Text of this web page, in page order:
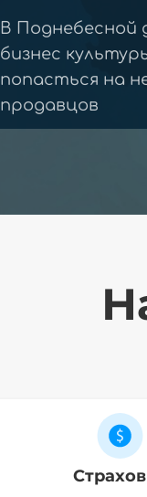
В Поднебесной
бизнес
попасться на
продавцов